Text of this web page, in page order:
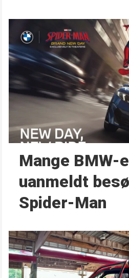
Mange BMW-
uanmeldt
Spider-Man